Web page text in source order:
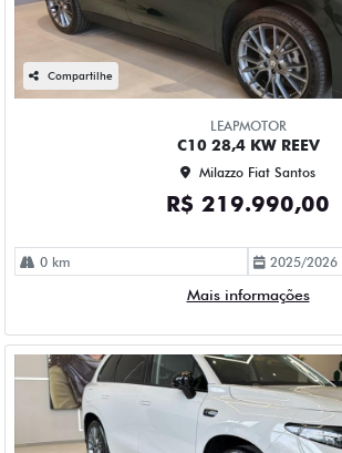
Compartilhe
LEAPMOTOR
C10 28,4 KW REEV
Milazzo Fiat Santos
R$ 219.990,00
0 km 2025/2026
Mais informações